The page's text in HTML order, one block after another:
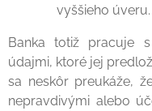
vyššieho úveru.
Banka totiž pracuje
údajmi, ktoré jej
sa neskôr preukáže,
nepravdivými alebo